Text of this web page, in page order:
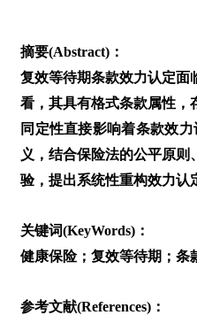
摘要(Abstract)：
复效等待期条款效力认定面
看，其具有格式条款属性，
同定性直接影响着条款效
义，结合保险法的公平原
验，提出系统性重构效力认
关键词(KeyWords)：
健康保险；复效等待期；条
参考文献(References)：